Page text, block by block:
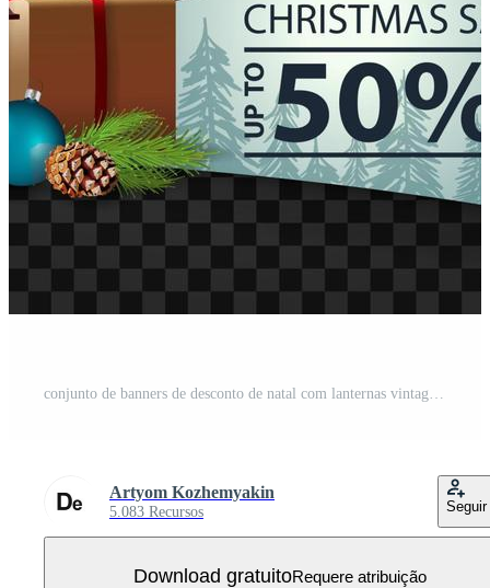
conjunto de banners de desconto de natal com lanternas vintage e presentes Vetor Grátis
Artyom Kozhemyakin
5.083 Recursos Seguir
Download gratuitoRequere atribuição